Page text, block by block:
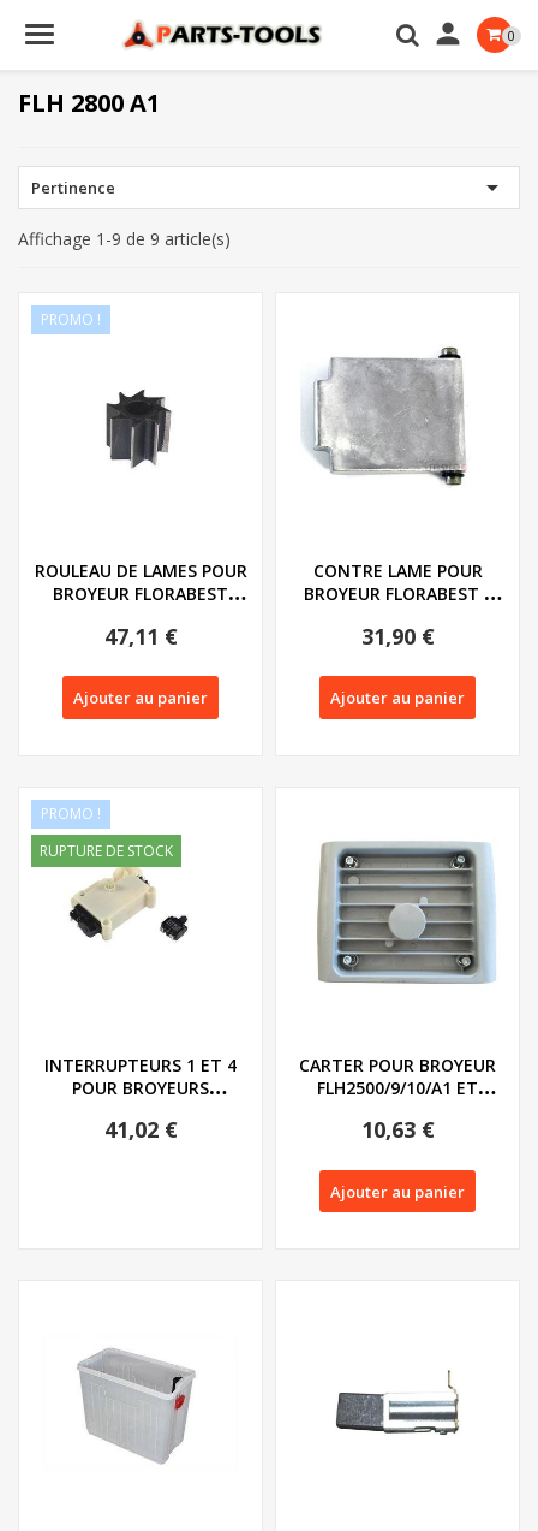
 0
FLH 2800 A1
Pertinence 
Affichage 1-9 de 9 article(s)
PROMO !
ROULEAU DE LAMES POUR
BROYEUR FLORABEST
47,11 €
Ajouter au panier
CONTRE LAME POUR
BROYEUR FLORABEST -
31,90 €
Ajouter au panier
PROMO !
RUPTURE DE STOCK
INTERRUPTEURS 1 ET 4
POUR BROYEURS
91092633
41,02 €
CARTER POUR BROYEUR
FLH2500/9/10/A1 ET
10,63 €
Ajouter au panier